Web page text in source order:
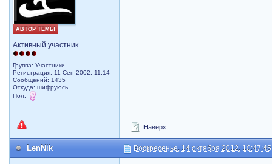
АВТОР ТЕМЫ
Активный участник
Группа: Участники
Регистрация: 11 Сен 2002, 11:14
Сообщений: 1435
Откуда: шифруюсь
Пол:
Наверх
LenNik Воскресенье, 14 октября 2012, 10:47:45